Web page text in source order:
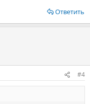
Ответить
#4